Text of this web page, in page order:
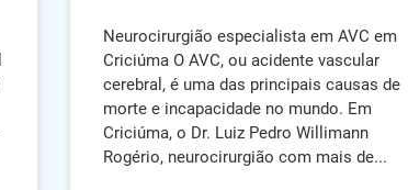
Neurocirurgião especialista em AVC em
Criciúma O AVC, ou acidente vascular
cerebral, é uma das principais causas de
morte e incapacidade no mundo. Em
Criciúma, o Dr. Luiz Pedro Willimann
Rogério, neurocirurgião com mais de